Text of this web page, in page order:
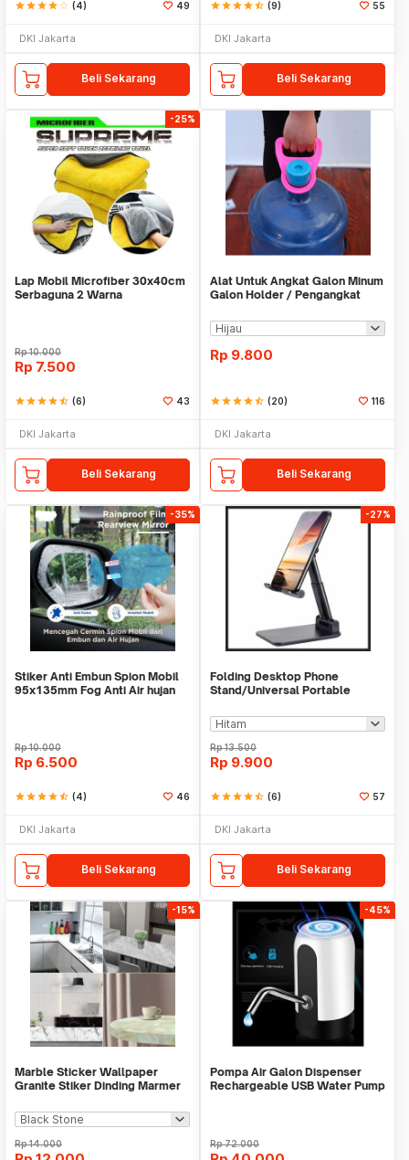
starstarstarstarstar_border (4) 49
DKI Jakarta
Beli Sekarang
starstarstarstarstar_half (9) 55
DKI Jakarta
Beli Sekarang
-25%
Lap Mobil Microfiber 30x40cm
Serbaguna 2 Warna
Rp10.000
Rp 7.500
starstarstarstarstar_half (6) 43
DKI Jakarta
Beli Sekarang
Alat Untuk Angkat Galon Minum
Galon Holder / Pengangkat
Rp 9.800
starstarstarstarstar_half (20) 116
DKI Jakarta
Beli Sekarang
-35%
Stiker Anti Embun Spion Mobil
95x135mm Fog Anti Air hujan
Rp10.000
Rp 6.500
starstarstarstarstar_half (4) 46
DKI Jakarta
Beli Sekarang
-27%
Folding Desktop Phone
Stand/Universal Portable
Rp13.500
Rp 9.900
starstarstarstarstar_half (6) 57
DKI Jakarta
Beli Sekarang
-15%
Marble Sticker Wallpaper
Granite Stiker Dinding Marmer
Rp14.000
-45%
Pompa Air Galon Dispenser
Rechargeable USB Water Pump
Rp72.000